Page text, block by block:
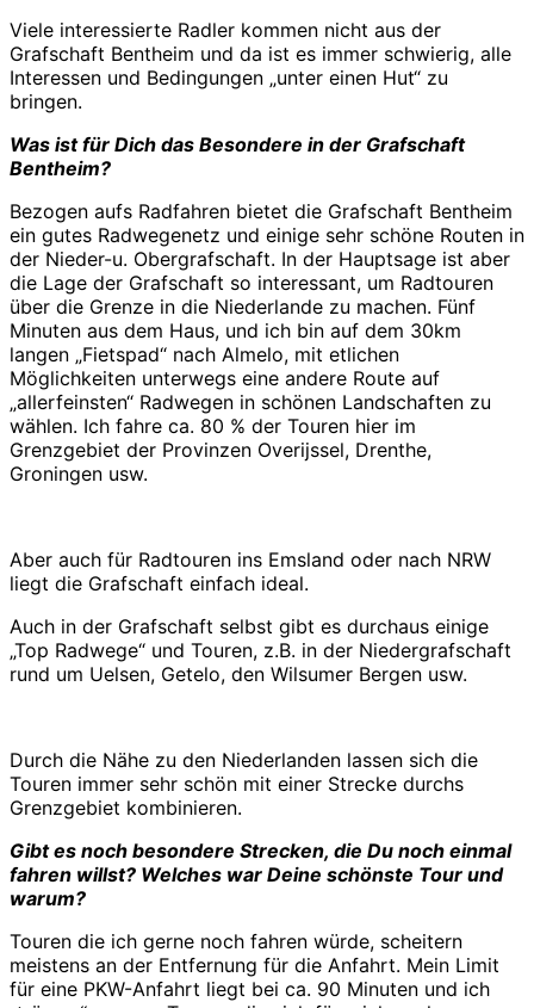
Viele interessierte Radler kommen nicht aus der
Grafschaft Bentheim und da ist es immer schwierig, alle
Interessen und Bedingungen „unter einen Hut“ zu
bringen.
Was ist für Dich das Besondere in der Grafschaft
Bentheim?
Bezogen aufs Radfahren bietet die Grafschaft Bentheim
ein gutes Radwegenetz und einige sehr schöne Routen in
der Nieder-u. Obergrafschaft. In der Hauptsage ist aber
die Lage der Grafschaft so interessant, um Radtouren
über die Grenze in die Niederlande zu machen. Fünf
Minuten aus dem Haus, und ich bin auf dem 30km
langen „Fietspad“ nach Almelo, mit etlichen
Möglichkeiten unterwegs eine andere Route auf
„allerfeinsten“ Radwegen in schönen Landschaften zu
wählen. Ich fahre ca. 80 % der Touren hier im
Grenzgebiet der Provinzen Overijssel, Drenthe,
Groningen usw.
Aber auch für Radtouren ins Emsland oder nach NRW
liegt die Grafschaft einfach ideal.
Auch in der Grafschaft selbst gibt es durchaus einige
„Top Radwege“ und Touren, z.B. in der Niedergrafschaft
rund um Uelsen, Getelo, den Wilsumer Bergen usw.
Durch die Nähe zu den Niederlanden lassen sich die
Touren immer sehr schön mit einer Strecke durchs
Grenzgebiet kombinieren.
Gibt es noch besondere Strecken, die Du noch einmal
fahren willst? Welches war Deine schönste Tour und
warum?
Touren die ich gerne noch fahren würde, scheitern
meistens an der Entfernung für die Anfahrt. Mein Limit
für eine PKW-Anfahrt liegt bei ca. 90 Minuten und ich